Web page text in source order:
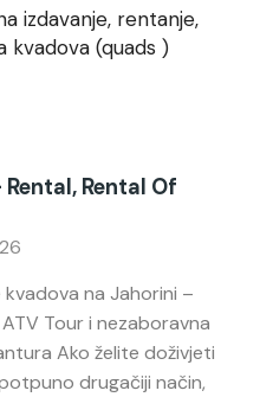
Rental Of
kvadova na Jahorini –
Tour i nezaboravna
Ako želite doživjeti
drugačiji način,